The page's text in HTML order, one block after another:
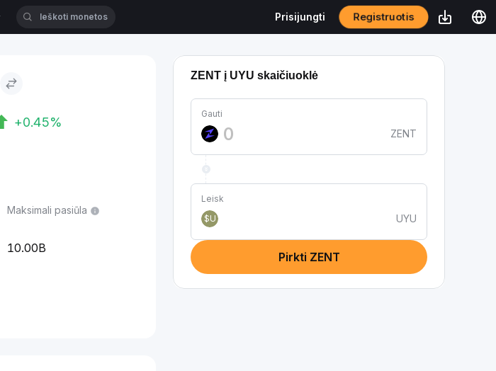
Prisijungti Registruotis
+0.45%
Maksimali pasiūla
10.00B
ZENT į UYU skaičiuoklė
Gauti
ZENT
Leisk
$U
UYU
Pirkti ZENT